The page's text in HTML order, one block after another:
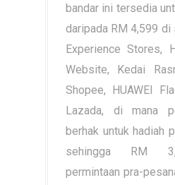
bandar ini tersedia
daripada RM 4,599 di
Experience Stores,
Website, Kedai
Shopee, HUAWEI
Lazada, di mana
berhak untuk hadiah
sehingga RM
permintaan pra-